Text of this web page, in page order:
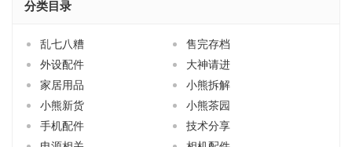
分类目录
乱七八糟
售完存档
外设配件
大神请进
家居用品
小熊拆解
小熊新货
小熊茶园
手机配件
技术分享